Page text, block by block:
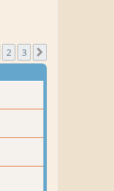
2 3